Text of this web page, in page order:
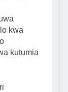
kwa
kutumia